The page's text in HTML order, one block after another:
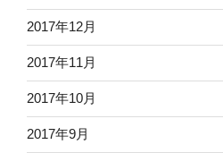
2017年12月
2017年11月
2017年10月
2017年9月